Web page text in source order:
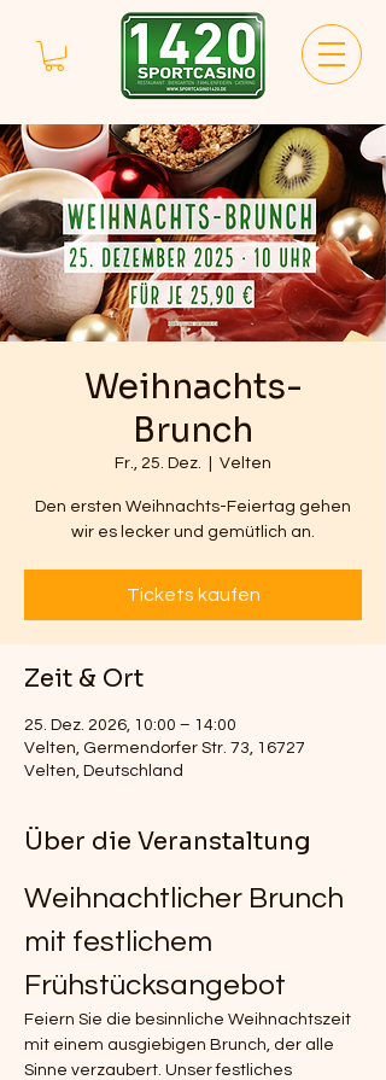
Weihnachts-
Brunch
Fr., 25. Dez. Velten
Den ersten Weihnachts-Feiertag gehen
wir es lecker und gemütlich an.
Tickets kaufen
Zeit & Ort
25. Dez. 2026, 10:00 – 14:00
Velten, Germendorfer Str. 73, 16727
Velten, Deutschland
Über die Veranstaltung
Weihnachtlicher Brunch
mit festlichem
Frühstücksangebot
Feiern Sie die besinnliche Weihnachtszeit
mit einem ausgiebigen Brunch, der alle
Sinne verzaubert. Unser festliches